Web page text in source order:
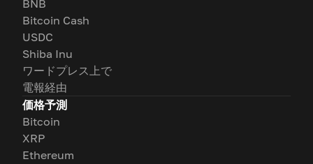
BNB
Bitcoin Cash
USDC
Shiba Inu
ワードプレス上で
電報経由
価格予測
Bitcoin
XRP
Ethereum